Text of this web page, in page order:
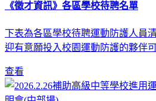
《徵才資訊》各區學校待聘名單
下表為各區學校待聘運動防護人員
迎有意願投入校園運動防護的夥伴
查看